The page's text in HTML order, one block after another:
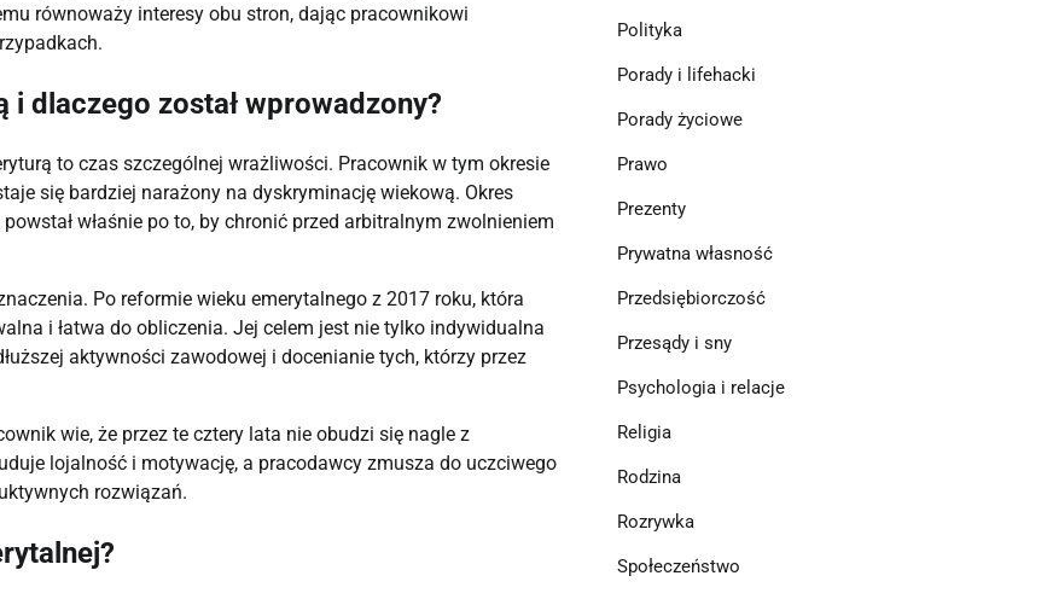
równoważy interesy obu stron, dając pracownikowi
dlaczego został wprowadzony?
to czas szczególnej wrażliwości. Pracownik w tym okresie
się bardziej narażony na dyskryminację wiekową. Okres
właśnie po to, by chronić przed arbitralnym zwolnieniem
Po reformie wieku emerytalnego z 2017 roku, która
i łatwa do obliczenia. Jej celem jest nie tylko indywidualna
aktywności zawodowej i docenianie tych, którzy przez
wie, że przez te cztery lata nie obudzi się nagle z
lojalność i motywację, a pracodawcy zmusza do uczciwego
rozwiązań.
Polityka
Porady i lifehacki
Porady życiowe
Prawo
Prezenty
Prywatna własność
Przedsiębiorczość
Przesądy i sny
Psychologia i relacje
Religia
Rodzina
Rozrywka
Społeczeństwo